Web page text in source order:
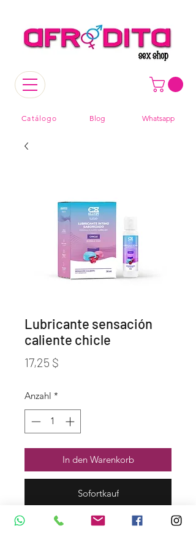
Catálogo Blog Whatsapp
Lubricante sensación
caliente chicle
17,25 $
Anzahl *
In den Warenkorb
Sofortkauf